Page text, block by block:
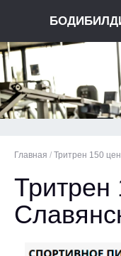
Главная / Тритрен 150
Тритрен